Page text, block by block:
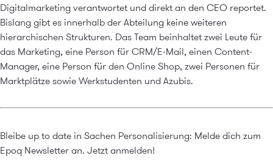
Digitalmarketing verantwortet und direkt an den CEO reportet.
Bislang gibt es innerhalb der Abteilung keine weiteren
hierarchischen Strukturen. Das Team beinhaltet zwei Leute für
das Marketing, eine Person für CRM/E-Mail, einen Content-
Manager, eine Person für den Online Shop, zwei Personen für
Marktplätze sowie Werkstudenten und Azubis.
Bleibe up to date in Sachen Personalisierung: Melde dich zum
Epoq Newsletter an. Jetzt anmelden!